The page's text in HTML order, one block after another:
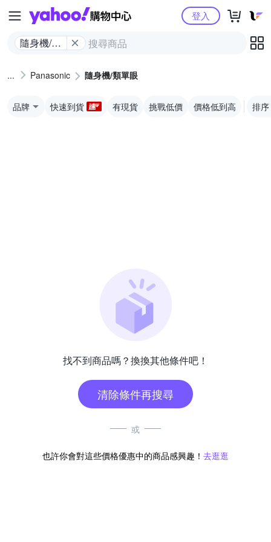
Yahoo購物中心
隨身機/類
登入
Panasonic 隨身機/類單眼
品牌 快速到貨 有現貨 挑戰低價 價格低到高 排序
找不到商品嗎？換換其他條件吧！
清除條件再搜尋
或
也許你會對這些價格優惠中的商品感興趣！ 去逛逛